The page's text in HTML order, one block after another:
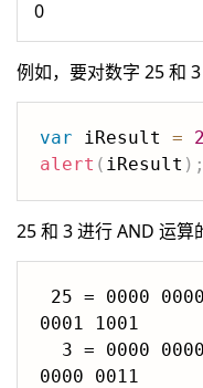
0
例如，要对数字 25 和
var iResult =
alert ( iResult ) ;
25 和 3 进行 AND 运算
0001 1001
0000 0011